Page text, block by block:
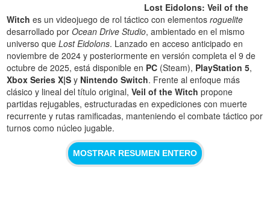
Lost Eidolons: Veil of the
Witch es un videojuego de rol táctico con elementosroguelite
desarrollado porOcean Drive Studio, ambientado en el mismo
universo queLost Eidolons. Lanzado en acceso anticipado en
noviembre de 2024 y posteriormente en versión completa el 9 de
octubre de 2025, está disponible en PC (Steam), PlayStation 5,
Xbox Series X|S y Nintendo Switch. Frente al enfoque más
clásico y lineal del título original,Veil of the Witch propone
partidas rejugables, estructuradas en expediciones con muerte
recurrente y rutas ramificadas, manteniendo el combate táctico por
turnos como núcleo jugable.
MOSTRAR RESUMEN ENTERO